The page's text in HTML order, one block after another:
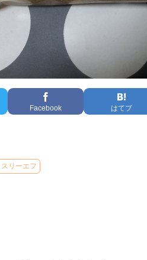
Facebook はてブ
スリーエフ